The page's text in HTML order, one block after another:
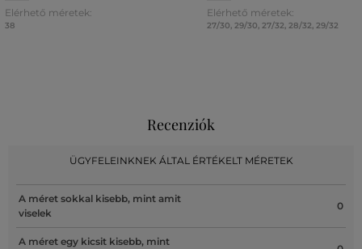
Elérhető méretek:
38
Elérhető méretek:
27/30, 29/30, 27/32, 28/32, 29/32
Recenziók
ÜGYFELEINKNEK ÁLTAL ÉRTÉKELT MÉRETEK
A méret sokkal kisebb, mint amit
viselek
0
A méret egy kicsit kisebb, mint